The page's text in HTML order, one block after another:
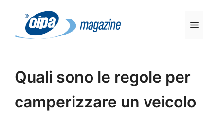
contenuto
Quali sono le regole per
camperizzare un veicolo